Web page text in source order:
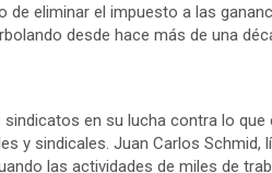
de eliminar el impuesto a las
desde hace más de una
en su lucha contra lo
y sindicales. Juan Carlos Schmid,
las actividades de miles de